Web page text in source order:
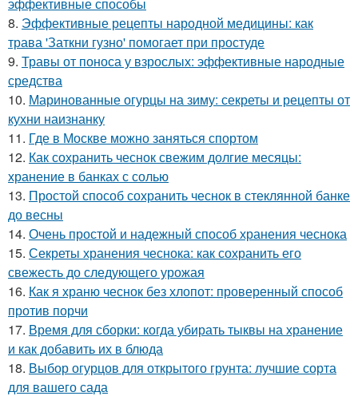
8. Эффективные рецепты народной медицины: как
трава 'Заткни гузно' помогает при простуде
9. Травы от поноса у взрослых: эффективные народные
средства
10. Маринованные огурцы на зиму: секреты и рецепты от
кухни наизнанку
11. Где в Москве можно заняться спортом
12. Как сохранить чеснок свежим долгие месяцы:
хранение в банках с солью
13. Простой способ сохранить чеснок в стеклянной банке
до весны
14. Очень простой и надежный способ хранения чеснока
15. Секреты хранения чеснока: как сохранить его
свежесть до следующего урожая
16. Как я храню чеснок без хлопот: проверенный способ
против порчи
17. Время для сборки: когда убирать тыквы на хранение
и как добавить их в блюда
18. Выбор огурцов для открытого грунта: лучшие сорта
для вашего сада